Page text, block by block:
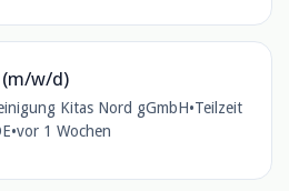
w/d)
Kitas Nord gGmbH•Teilzeit
•vor 1 Wochen